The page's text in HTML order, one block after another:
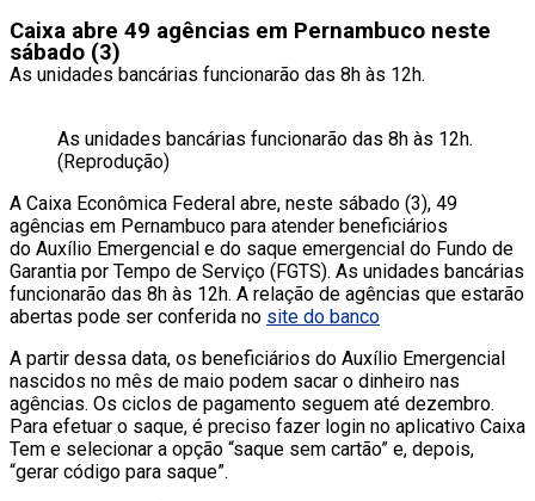
Caixa abre 49 agências em Pernambuco neste
sábado (3)
As unidades bancárias funcionarão das 8h às 12h.
As unidades bancárias funcionarão das 8h às 12h.
(Reprodução)
A Caixa Econômica Federal abre, neste sábado (3), 49
agências em Pernambuco para atender beneficiários
do Auxílio Emergencial e do saque emergencial do Fundo de
Garantia por Tempo de Serviço (FGTS). As unidades bancárias
funcionarão das 8h às 12h. A relação de agências que estarão
abertas pode ser conferida no site do banco
A partir dessa data, os beneficiários do Auxílio Emergencial
nascidos no mês de maio podem sacar o dinheiro nas
agências. Os ciclos de pagamento seguem até dezembro.
Para efetuar o saque, é preciso fazer login no aplicativo Caixa
Tem e selecionar a opção “saque sem cartão” e, depois,
“gerar código para saque”.